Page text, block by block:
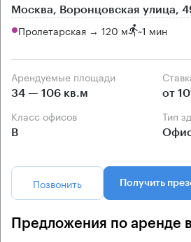
Москва, Воронцовская улица,
Пролетарская → 120 м ~1 мин
Арендуемые площади
34 — 106 кв.м от
Класс офисов
B
Тип
Позвонить Получить
Предложения по аренде